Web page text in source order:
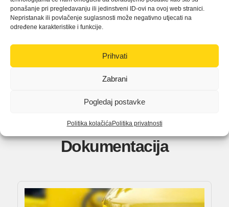
ponašanje pri pregledavanju ili jedinstveni ID-ovi na ovoj web stranici.
Nepristanak ili povlačenje suglasnosti može negativno utjecati na
određene karakteristike i funkcije.
Prihvati
Zabrani
Pogledaj postavke
Politika kolačićaPolitika privatnosti
Osvjetljenje Agregati Pumpe
Dokumentacija